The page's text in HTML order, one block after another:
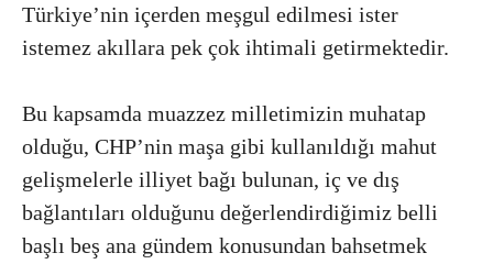
Türkiye’nin içerden meşgul edilmesi ister
istemez akıllara pek çok ihtimali getirmektedir.
Bu kapsamda muazzez milletimizin muhatap
olduğu, CHP’nin maşa gibi kullanıldığı mahut
gelişmelerle illiyet bağı bulunan, iç ve dış
bağlantıları olduğunu değerlendirdiğimiz belli
başlı beş ana gündem konusundan bahsetmek